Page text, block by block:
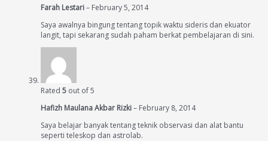
Farah Lestari– February 5, 2014
Saya awalnya bingung tentang topik waktu sideris dan ekuator
langit, tapi sekarang sudah paham berkat pembelajaran di sini.
Rated 5 out of 5
Hafizh Maulana Akbar Rizki– February 8, 2014
Saya belajar banyak tentang teknik observasi dan alat bantu
seperti teleskop dan astrolab.